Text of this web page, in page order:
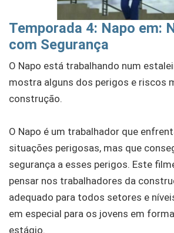
Temporada 4: Napo em:
com Segurança
O Napo está trabalhando num
mostra alguns dos perigos e riscos
construção.
O Napo é um trabalhador que
situações perigosas, mas que
segurança a esses perigos. Este
pensar nos trabalhadores da
adequado para todos setores e
em especial para os jovens em
estágio.